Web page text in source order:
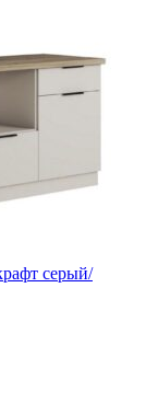
серый/